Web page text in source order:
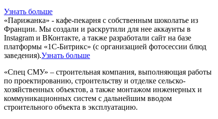
Узнать больше
«Парижанка» - кафе-пекарня с собственным шоколатье из
Франции. Мы создали и раскрутили для нее аккаунты в
Instagram и ВКонтакте, а также разработали сайт на базе
платформы «1С-Битрикс» (с организацией фотосессии блюд
заведения).Узнать больше
«Спец СМУ» – строительная компания, выполняющая работы
по проектированию, строительству и отделке сельско-
хозяйственных объектов, а также монтажом инженерных и
коммуникационных систем с дальнейшим вводом
строительного объекта в эксплуатацию.